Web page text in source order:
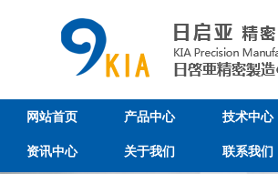
网站首页 产品中心 技术中心
资讯中心 关于我们 联系我们